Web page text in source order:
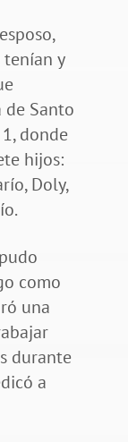
y
de Santo
donde
hijos:
Doly,
como
una
durante
a